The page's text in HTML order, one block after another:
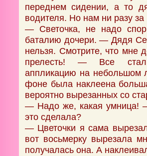
переднем сидении, а то
водителя. Но нам ни разу
— Светочка, не надо
баталию дочери. — Дядя
нельзя. Смотрите, что мне
прелесть! — Все стали
аппликацию на небольшом
фоне была наклеена
вероятно вырезанных со
— Надо же, какая умница!
это сделала?
— Цветочки я сама
вот восьмерку вырезала
получалась она. А